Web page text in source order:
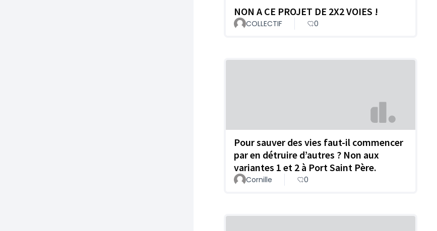
NON A CE PROJET DE 2X2 VOIES !
COLLECTIF 0
Pour sauver des vies faut-il commencer
par en détruire d’autres ? Non aux
variantes 1 et 2 à Port Saint Père.
Cornille 0